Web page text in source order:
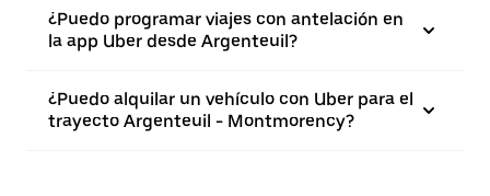
¿Puedo programar viajes con antelación en
la app Uber desde Argenteuil?
¿Puedo alquilar un vehículo con Uber para el
trayecto Argenteuil - Montmorency?